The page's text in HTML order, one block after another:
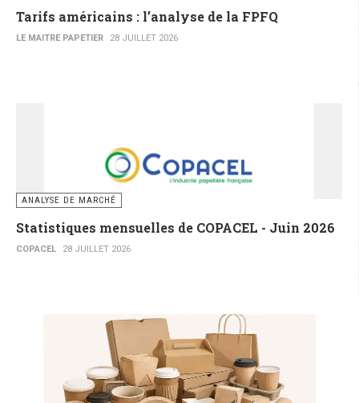
Tarifs américains : l’analyse de la FPFQ
LE MAITRE PAPETIER 28 JUILLET 2026
ANALYSE DE MARCHÉ
Statistiques mensuelles de COPACEL - Juin 2026
COPACEL 28 JUILLET 2026